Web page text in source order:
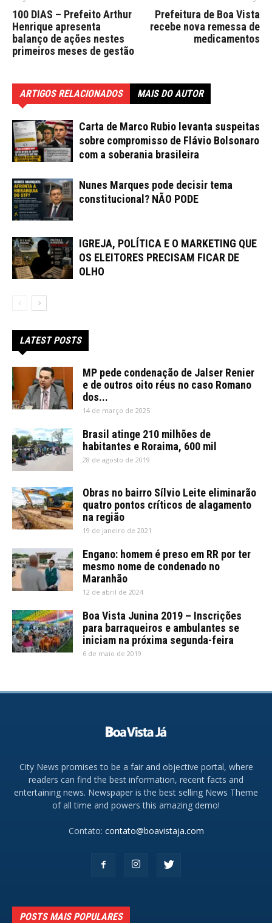
100 DIAS – Prefeito Arthur
Henrique apresenta
balanço de ações nestes
primeiros meses de gestão
Prefeitura de Boa Vista
recebe nova remessa de
medicamentos
ARTIGOS RELACIONADOS MAIS DO AUTOR
Carta de Marco Rubio levanta suspeitas
sobre compromisso de Flávio Bolsonaro
com a soberania brasileira
Nunes Marques pode decisir tema
constitucional? NÃO PODE
IGREJA, POLÍTICA E O MARKETING QUE
OS ELEITORES PRECISAM FICAR DE
OLHO
LATEST POSTS
MP pede condenação de Jalser Renier
e de outros oito réus no caso Romano
dos...
14 de março de 2025
Brasil atinge 210 milhões de
habitantes e Roraima, 600 mil
28 de agosto de 2019
Obras no bairro Sílvio Leite eliminarão
quatro pontos críticos de alagamento
na região
19 de janeiro de 2021
Engano: homem é preso em RR por ter
mesmo nome de condenado no
Maranhão
12 de abril de 2024
Boa Vista Junina 2019 – Inscrições
para barraqueiros e ambulantes se
iniciam na próxima segunda-feira
6 de maio de 2019
City News promises to be a fair and objective portal, where
readers can find the best information, recent facts and
entertaining news. Newspaper is the best selling News Theme
of all time and powers this amazing demo!
Contato: contato@boavistaja.com
POSTS MAIS POPULARES